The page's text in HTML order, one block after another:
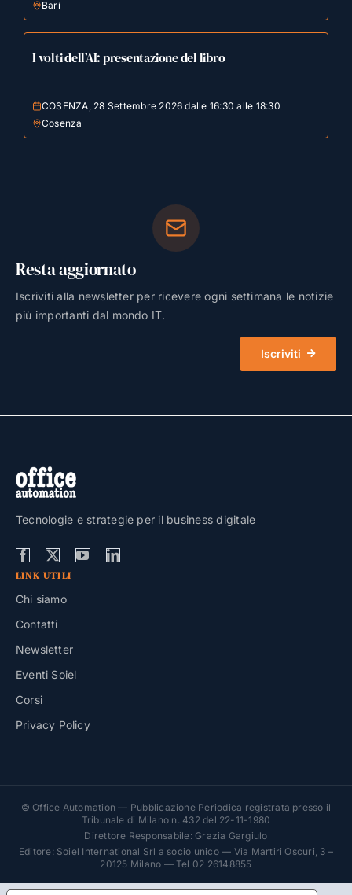
Bari
I volti dell’AI: presentazione del libro
COSENZA, 28 Settembre 2026 dalle 16:30 alle 18:30
Cosenza
Resta aggiornato
Iscriviti alla newsletter per ricevere ogni settimana le notizie
più importanti dal mondo IT.
Iscriviti
Tecnologie e strategie per il business digitale
LINK UTILI
Chi siamo
Contatti
Newsletter
Eventi Soiel
Corsi
Privacy Policy
© Office Automation — Pubblicazione Periodica registrata presso il
Tribunale di Milano n. 432 del 22-11-1980
Direttore Responsabile: Grazia Gargiulo
Editore: Soiel International Srl a socio unico — Via Martiri Oscuri, 3 –
20125 Milano — Tel 02 26148855